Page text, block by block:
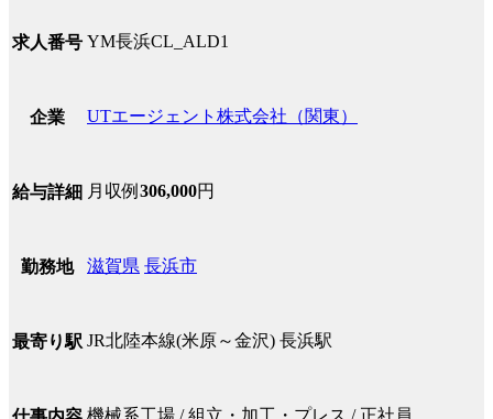
求人番号 YM長浜CL_ALD1
企業 UTエージェント株式会社（関東）
給与詳細 月収例 306,000円
勤務地 滋賀県 長浜市
最寄り駅 JR北陸本線(米原～金沢) 長浜駅